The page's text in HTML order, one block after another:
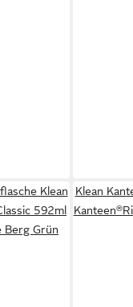
Klean
592ml
Berg Grün
Klean